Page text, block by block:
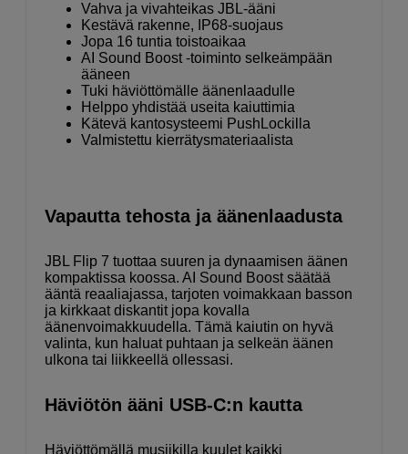
Vahva ja vivahteikas JBL-ääni
Kestävä rakenne, IP68-suojaus
Jopa 16 tuntia toistoaikaa
AI Sound Boost -toiminto selkeämpään
ääneen
Tuki häviöttömälle äänenlaadulle
Helppo yhdistää useita kaiuttimia
Kätevä kantosysteemi PushLockilla
Valmistettu kierrätysmateriaalista
Vapautta tehosta ja äänenlaadusta
JBL Flip 7 tuottaa suuren ja dynaamisen äänen
kompaktissa koossa. AI Sound Boost säätää
ääntä reaaliajassa, tarjoten voimakkaan basson
ja kirkkaat diskantit jopa kovalla
äänenvoimakkuudella. Tämä kaiutin on hyvä
valinta, kun haluat puhtaan ja selkeän äänen
ulkona tai liikkeellä ollessasi.
Häviötön ääni USB-C:n kautta
Häviöttömällä musiikilla kuulet kaikki